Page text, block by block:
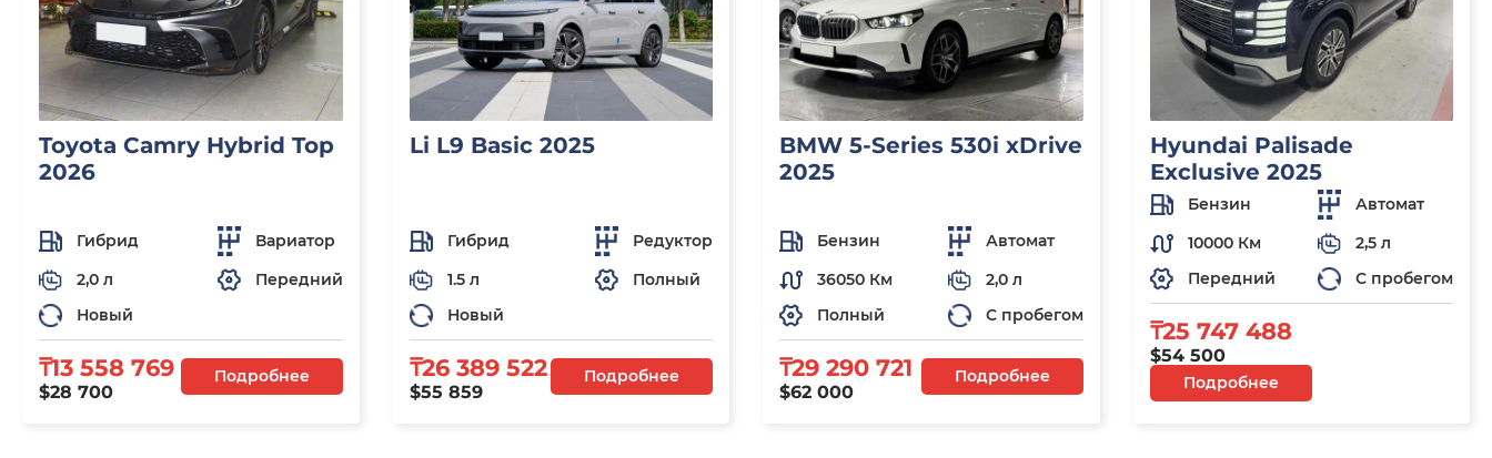
Toyota Camry Hybrid Top
2026
Гибрид
Вариатор
2,0 л
Передний
Новый
₸13 558 769
$28 700
Подробнее
Li L9 Basic 2025
Гибрид
Редуктор
1.5 л
Полный
Новый
₸26 389 522
$55 859
Подробнее
BMW 5-Series 530i xDrive
2025
Бензин
Автомат
36050 Км
2,0 л
Полный
С пробегом
₸29 290 721
$62 000
Подробнее
Hyundai Palisade
Exclusive 2025
Бензин
Автомат
10000 Км
2,5 л
Передний
С пробегом
₸25 747 488
$54 500
Подробнее